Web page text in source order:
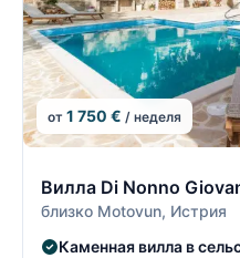
от 1 750 € / неделя
Вилла Di Nonno
близко Motovun, Истрия
Каменная вилла в